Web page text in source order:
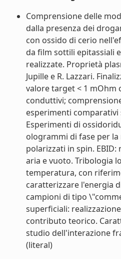
Comprensione delle
dalla presenza dei
con ossido di cerio
da film sottili epitassiali
realizzate. Proprietà
Jupille e R. Lazzari.
valore target < 1 mOhm
conduttivi;
esperimenti comparativi
Esperimenti di
ologrammi di fase per
polarizzati in spin.
aria e vuoto. Tribologia
temperatura, con
caratterizzare l'energia
campioni di tipo
superficiali:
contributo teorico.
studio dell'interazione
(literal)